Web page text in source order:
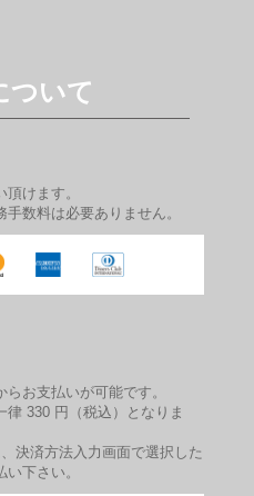
ついて
けます。
数料は必要ありません。
お支払いが可能です。
律 330 円（税込）となりま
決済方法入力画面で選択した
下さい。